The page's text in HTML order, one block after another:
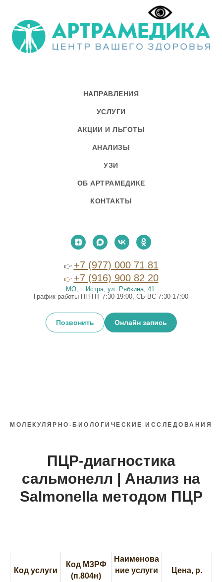
НАПРАВЛЕНИЯ
УСЛУГИ
АКЦИИ И ЛЬГОТЫ
АНАЛИЗЫ
УЗИ
ОБ АРТРАМЕДИКЕ
КОНТАКТЫ
👉 +7 (977) 000 71 81
👉 +7 (916) 900 82 20
МО, г. Истра, ул. Рябкина, 41.
График работы ПН-ПТ 7:30-19:00, СБ-ВС 7:30-17:00
Позвонить Онлайн запись
МОЛЕКУЛЯРНО-БИОЛОГИЧЕСКИЕ ИССЛЕДОВАНИЯ
ПЦР-диагностика
сальмонелл | Анализ на
Salmonella методом ПЦР
Код услуги
Код МЗРФ
(п.804н)
Наименова
ние услуги
Цена, р.